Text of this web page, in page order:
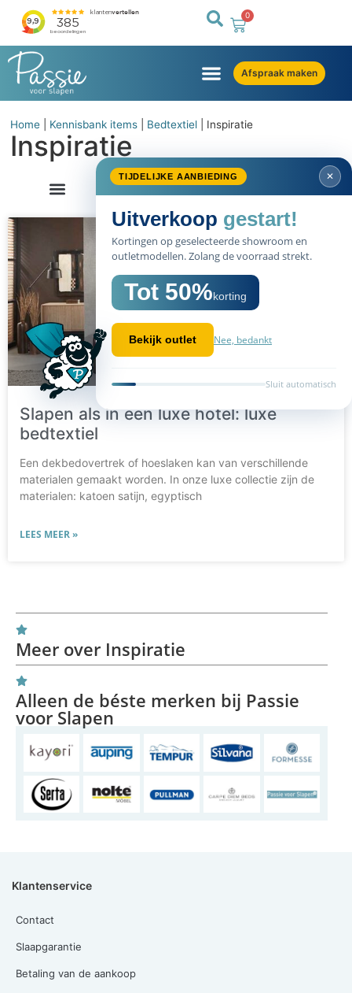
0
Afspraak maken
TIJDELIJKE AANBIEDING ✕
Uitverkoop gestart!
Kortingen op geselecteerde showroom en
outletmodellen. Zolang de voorraad strekt.
Tot 50%korting
Bekijk outlet Nee, bedankt
Sluit automatisch
Home Kennisbank items Bedtextiel Inspiratie
Inspiratie
Slapen als in een luxe hotel: luxe
bedtextiel
Een dekbedovertrek of hoeslaken kan van verschillende
materialen gemaakt worden. In onze luxe collectie zijn de
materialen: katoen satijn, egyptisch
LEES MEER »
Meer over Inspiratie
Alleen de béste merken bij Passie
voor Slapen
Klantenservice
Contact
Slaapgarantie
Betaling van de aankoop